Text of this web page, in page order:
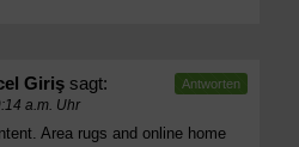
Giriş sagt:
a.m. Uhr
Area rugs and online home
Antworten